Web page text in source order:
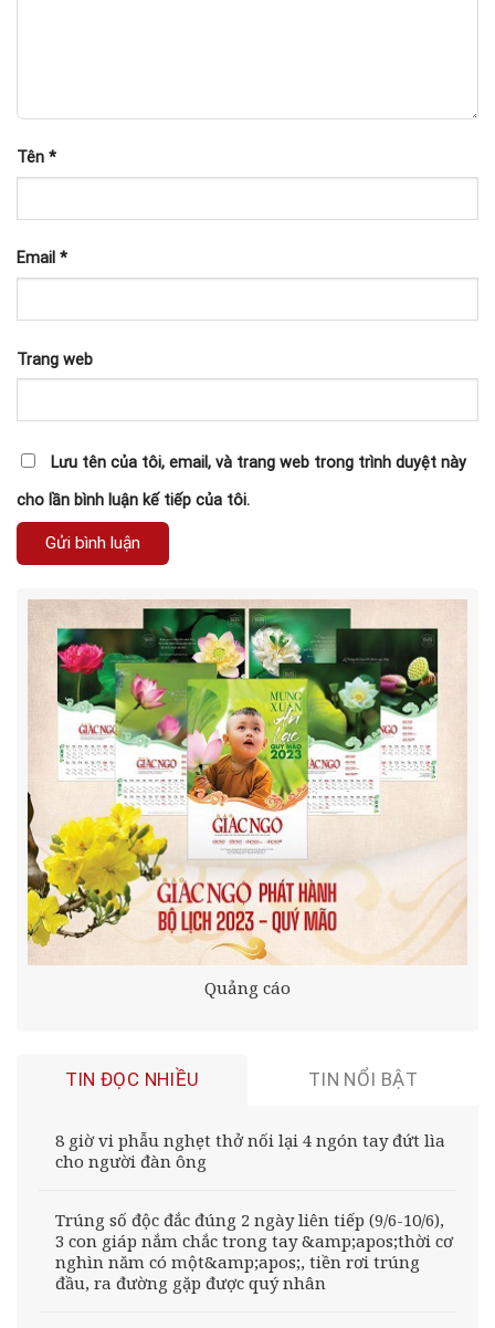
Tên *
Email *
Trang web
Lưu tên của tôi, email, và trang web trong trình duyệt này
cho lần bình luận kế tiếp của tôi.
Quảng cáo
TIN ĐỌC NHIỀU TIN NỔI BẬT
8 giờ vi phẫu nghẹt thở nối lại 4 ngón tay đứt lìa
cho người đàn ông
Trúng số độc đắc đúng 2 ngày liên tiếp (9/6-10/6),
3 con giáp nắm chắc trong tay &amp;apos;thời cơ
nghìn năm có một&amp;apos;, tiền rơi trúng
đầu, ra đường gặp được quý nhân